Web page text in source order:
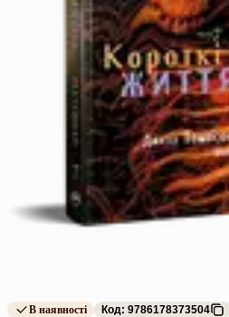
В наявності Код: 9786178373504